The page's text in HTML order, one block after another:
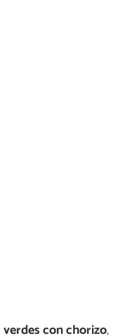
verdes con chorizo,